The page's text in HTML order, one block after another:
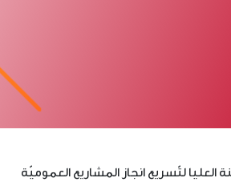
العليا لتّسريع انجاز المشاريع العموميّة